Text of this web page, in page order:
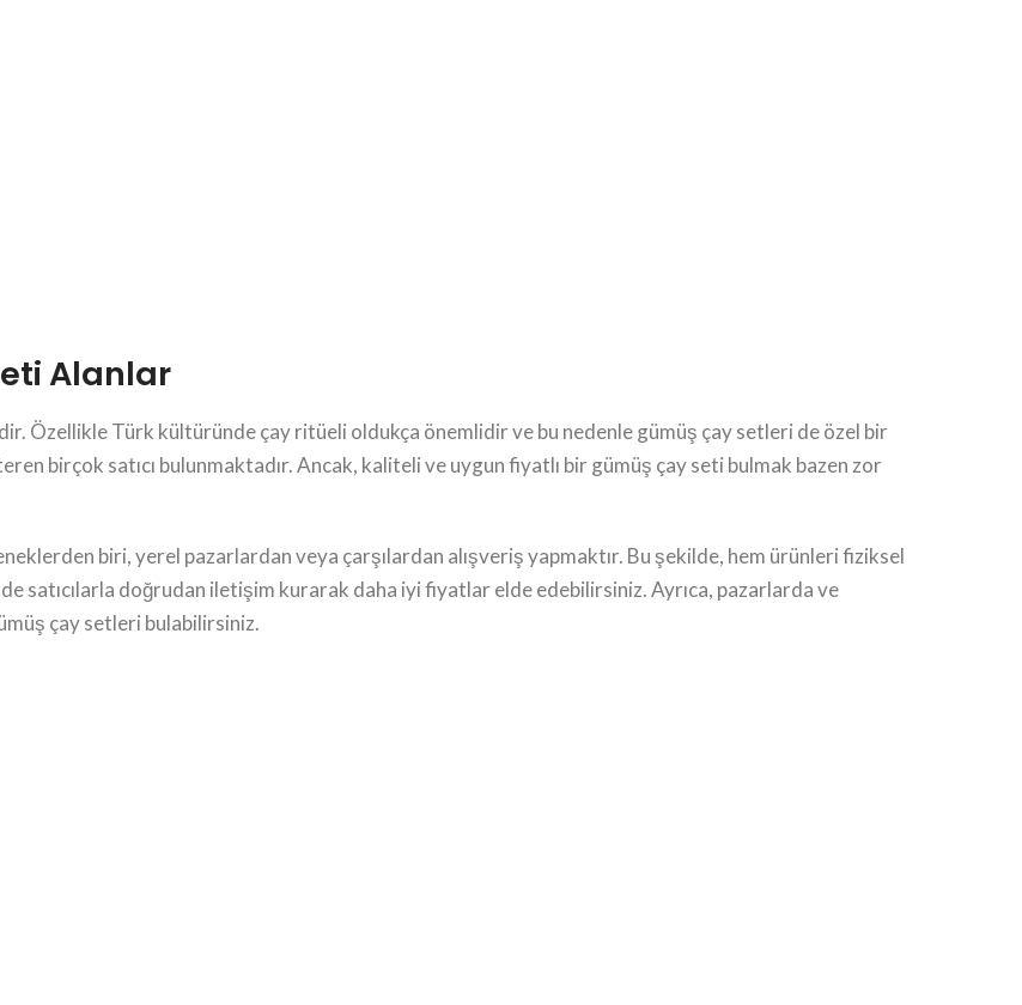
Alanlar
Özellikle Türk kültüründe çay ritüeli oldukça önemlidir ve bu nedenle gümüş çay setleri de özel bir
birçok satıcı bulunmaktadır. Ancak, kaliteli ve uygun fiyatlı bir gümüş çay seti bulmak bazen zor
biri, yerel pazarlardan veya çarşılardan alışveriş yapmaktır. Bu şekilde, hem ürünleri fiziksel
satıcılarla doğrudan iletişim kurarak daha iyi fiyatlar elde edebilirsiniz. Ayrıca, pazarlarda ve
çay setleri bulabilirsiniz.